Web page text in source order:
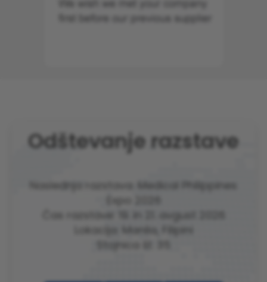
Odštevanje razstave
Naslednja razstava: Medical Philippines
Čas razstave: 19. in 21. avgust 2026
Lokacija: Manila, Filipini